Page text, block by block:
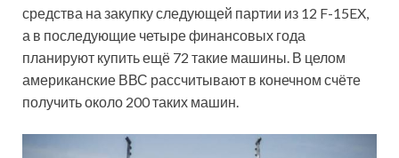
средства на закупку следующей партии из 12 F-15EX,
а в последующие четыре финансовых года
планируют купить ещё 72 такие машины. В целом
американские ВВС рассчитывают в конечном счёте
получить около 200 таких машин.